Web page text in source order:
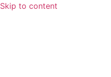
Skip to content